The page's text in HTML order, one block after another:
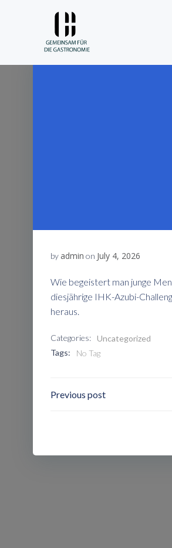
by admin on July 4, 2026
Wie begeistert man junge
diesjährige IHK-Azubi-
heraus.
Categories: Uncategorized
Tags:
No Tag
Post
Previous post